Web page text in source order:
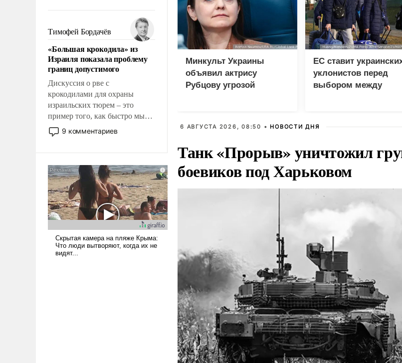
налогоплательщиков и где
Еревану за свои поступки не
нужно отвечать.
Тимофей Бордачёв
«Большая крокодила» из
Израиля показала проблему
границ допустимого
Дискуссия о рве с
крокодилами для охраны
израильских тюрем – это
пример того, как быстро мы
двигаемся по пути
революционных изменений.
псевдонаучной фантастики,
стало всерьез обсуждаемой
идеей.
9 комментариев
Минкульт Украины
объявил актрису
Рубцову угрозой
ЕС ставит
уклонистов перед
выбором между
6 АВГУСТА 2026, 08:50 • НОВОСТИ ДНЯ
Танк «Прорыв» уничтожил
боевиков под Харьковом